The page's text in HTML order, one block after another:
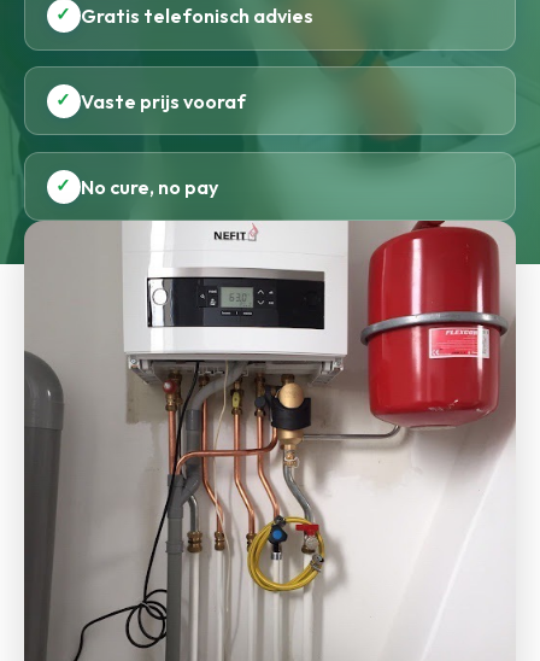
✓ Gratis telefonisch advies
✓ Vaste prijs vooraf
✓ No cure, no pay